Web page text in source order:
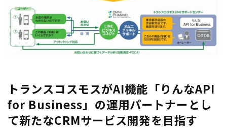
トランスコスモスがAI機能「りんなAPI
for Business」の運用パートナーとし
て新たなCRMサービス開発を目指す